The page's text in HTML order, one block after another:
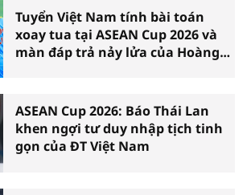
Tuyển Việt Nam tính bài toán
xoay tua tại ASEAN Cup 2026 và
màn đáp trả nảy lửa của Hoàng
ASEAN Cup 2026: Báo Thái Lan
khen ngợi tư duy nhập tịch tinh
gọn của ĐT Việt Nam